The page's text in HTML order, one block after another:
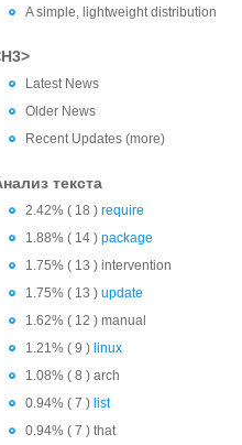
A simple, lightweight distribution
Latest News
Older News
Recent Updates (more)
текста
2.42% ( 18 ) require
1.88% ( 14 ) package
1.75% ( 13 ) intervention
1.75% ( 13 ) update
1.62% ( 12 ) manual
1.21% ( 9 ) linux
1.08% ( 8 ) arch
0.94% ( 7 ) list
0.94% ( 7 ) that